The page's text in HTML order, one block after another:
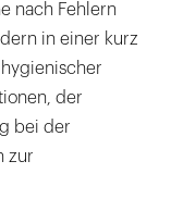
nach Fehlern
in einer kurz
der
bei der
zur